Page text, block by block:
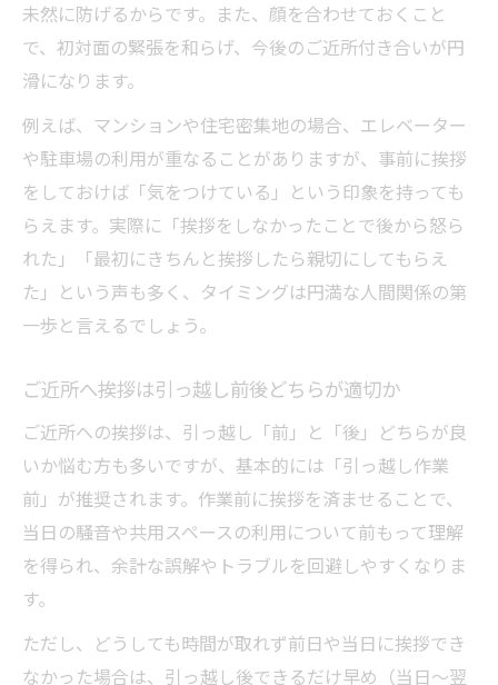
未然に防げるからです。また、顔を合わせておくこと
で、初対面の緊張を和らげ、今後のご近所付き合いが円
滑になります。
例えば、マンションや住宅密集地の場合、エレベーター
や駐車場の利用が重なることがありますが、事前に挨拶
をしておけば「気をつけている」という印象を持っても
らえます。実際に「挨拶をしなかったことで後から怒ら
れた」「最初にきちんと挨拶したら親切にしてもらえ
た」という声も多く、タイミングは円満な人間関係の第
一歩と言えるでしょう。
ご近所へ挨拶は引っ越し前後どちらが適切か
ご近所への挨拶は、引っ越し「前」と「後」どちらが良
いか悩む方も多いですが、基本的には「引っ越し作業
前」が推奨されます。作業前に挨拶を済ませることで、
当日の騒音や共用スペースの利用について前もって理解
を得られ、余計な誤解やトラブルを回避しやすくなりま
す。
ただし、どうしても時間が取れず前日や当日に挨拶でき
なかった場合は、引っ越し後できるだけ早め（当日〜翌